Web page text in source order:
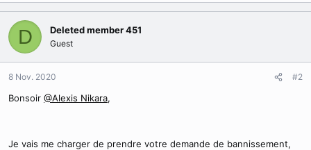
D Deleted member 451
Guest
8 Nov. 2020 #2
Bonsoir @Alexis Nikara,
Je vais me charger de prendre votre demande de bannissement,